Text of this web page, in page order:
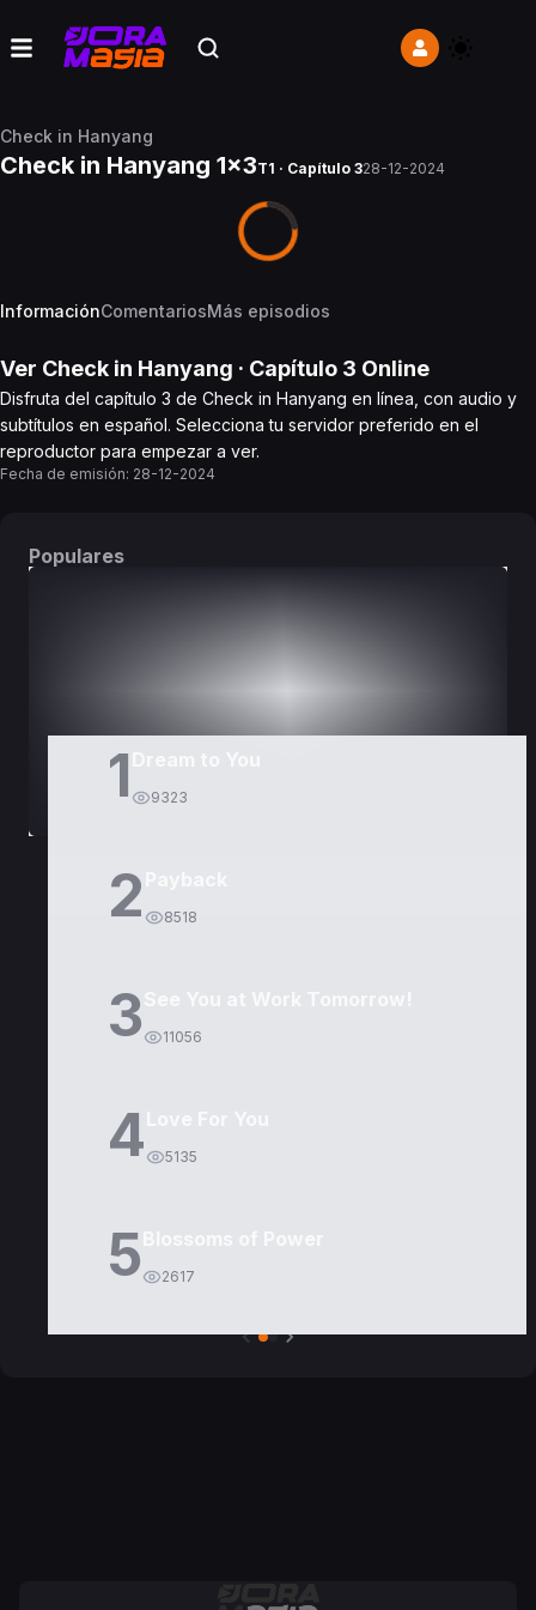
Check in Hanyang
Check in Hanyang 1x3T1 · Capítulo 328-12-2024
InformaciónComentariosMás episodios
Ver Check in Hanyang · Capítulo 3 Online
Disfruta del capítulo 3 de Check in Hanyang en línea, con audio y
subtítulos en español. Selecciona tu servidor preferido en el
reproductor para empezar a ver.
Fecha de emisión: 28-12-2024
Populares
1 9323
2 8518
3 11056
4 5135
5 2617